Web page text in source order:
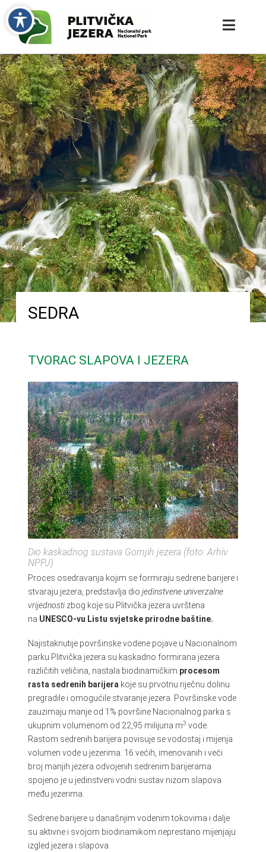
SEDRA
TVORAC SLAPOVA I JEZERA
Dio kaskadnog sustava Gornjih jezera (foto: Arhiv
NPPJ)
Proces osedravanja kojim se formiraju sedrene barijere i
stvaraju jezera, predstavlja dio jedinstvene univerzalne
vrijednostizbog koje su Plitvička jezera uvrštena
na UNESCO-vu Listu svjetske prirodne baštine.
Najistaknutije površinske vodene pojave u Nacionalnom
parku Plitvička jezera su kaskadno formirana jezera
različitih veličina, nastala biodinamičkim procesom
rasta sedrenih barijera koje su prvotnu riječnu dolinu
pregradile i omogućile stvaranje jezera. Površinske vode
zauzimaju manje od 1% površine Nacionalnog parka s
ukupnim volumenom od 22,95 milijuna m3 vode.
Rastom sedrenih barijera povisuje se vodostaj i mijenja
volumen vode u jezerima. 16 većih, imenovanih i veći
broj manjih jezera odvojenih sedrenim barijerama
spojeno je u jedinstveni vodni sustav nizom slapova
među jezerima.
Sedrene barijere u današnjim vodenim tokovima i dalje
su aktivne i svojom biodinamikom neprestano mijenjaju
izgled jezera i slapova.